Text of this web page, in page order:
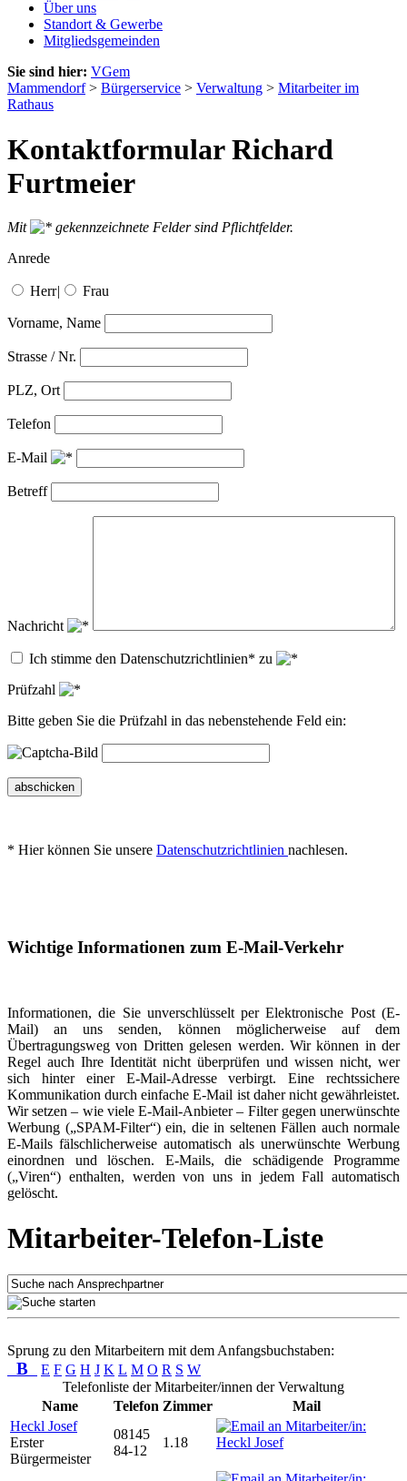
Über uns
Standort & Gewerbe
Mitgliedsgemeinden
Sie sind hier: VGem
Mammendorf> Bürgerservice > Verwaltung > Mitarbeiter im
Rathaus
Kontaktformular Richard
Furtmeier
Mit
gekennzeichnete Felder sind Pflichtfelder.
Anrede
Herr| Frau
Vorname, Name
Strasse / Nr.
PLZ, Ort
Telefon
E-Mail
Betreff
Nachricht
Ich stimme den Datenschutzrichtlinien* zu
Prüfzahl
Bitte geben Sie die Prüfzahl in das nebenstehende Feld ein:
abschicken
* Hier können Sie unsere Datenschutzrichtlinien nachlesen.
Wichtige Informationen zum E-Mail-Verkehr
Informationen, die Sie unverschlüsselt per Elektronische Post (E-
Mail) an uns senden, können möglicherweise auf dem
Übertragungsweg von Dritten gelesen werden. Wir können in der
Regel auch Ihre Identität nicht überprüfen und wissen nicht, wer
sich hinter einer E-Mail-Adresse verbirgt. Eine rechtssichere
Kommunikation durch einfache E-Mail ist daher nicht gewährleistet.
Wir setzen – wie viele E-Mail-Anbieter – Filter gegen unerwünschte
Werbung („SPAM-Filter“) ein, die in seltenen Fällen auch normale
E-Mails fälschlicherweise automatisch als unerwünschte Werbung
einordnen und löschen. E-Mails, die schädigende Programme
(„Viren“) enthalten, werden von uns in jedem Fall automatisch
gelöscht.
Mitarbeiter-Telefon-Liste
Sprung zu den Mitarbeitern mit dem Anfangsbuchstaben:
B E F G H J K L M O R S W
Telefonliste der Mitarbeiter/innen der Verwaltung
Name
Telefon Zimmer
Mail
Heckl Josef
Erster
Bürgermeister
08145
84-12
1.18